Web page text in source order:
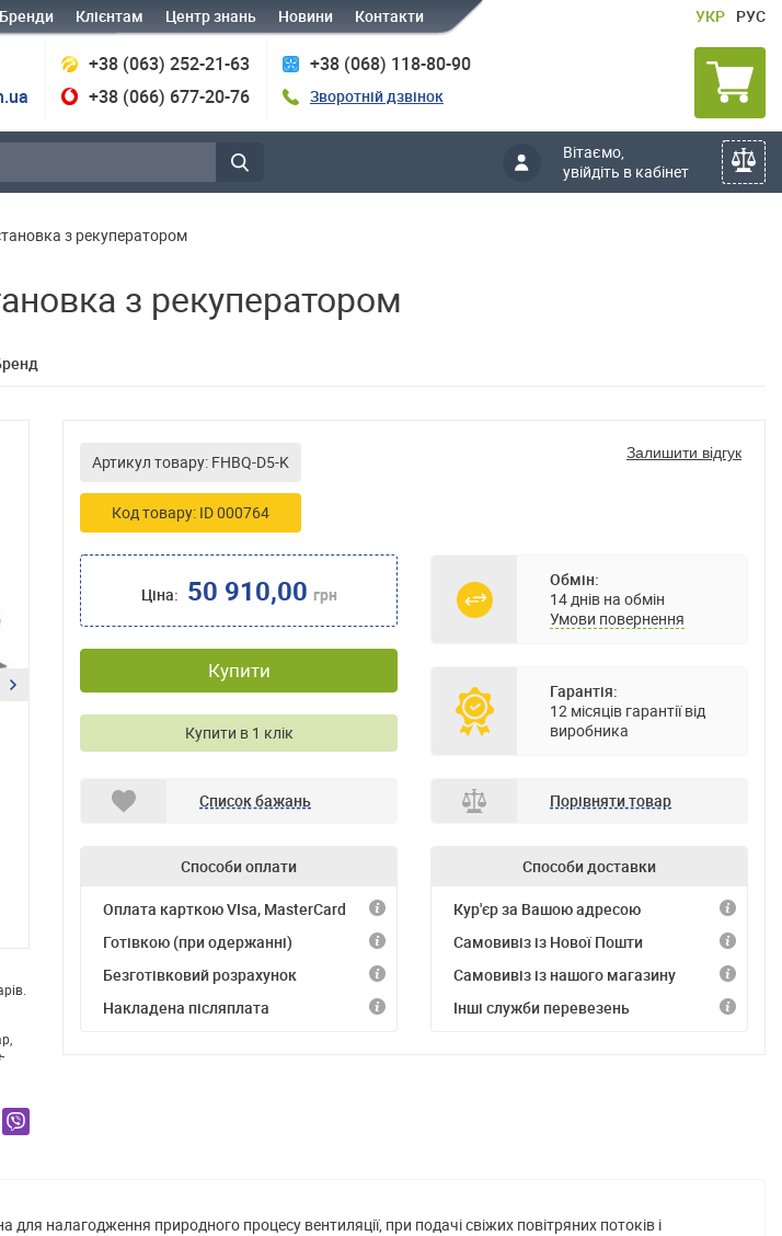
Бренди Клієнтам Центр знань Новини Контакти УКР РУС
+38 (063) 252-21-63
+38 (066) 677-20-76
+38 (068) 118-80-90
Зворотній дзвінок
Вітаємо,
увійдіть в кабінет
з рекуператором
з рекуператором
Артикул товару: FHBQ-D5-K
Код товару: ID 000764
Залишити відгук
Ціна: 50 910,00 грн
Купити
Купити в 1 клік
Обмін:
14 днів на обмін
Умови повернення
Гарантія:
12 місяців гарантії від
виробника
Список бажань Порівняти товар
Способи оплати
Оплата карткою VIsa, MasterCard
Готівкою (при одержанні)
Безготівковий розрахунок
Накладена післяплата
Способи доставки
Кур'єр за Вашою адресою
Самовивіз із Нової Пошти
Самовивіз із нашого магазину
Інші служби перевезень
для налагодження природного процесу вентиляції, при подачі свіжих повітряних потоків і